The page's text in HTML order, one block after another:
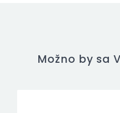
Možno by sa